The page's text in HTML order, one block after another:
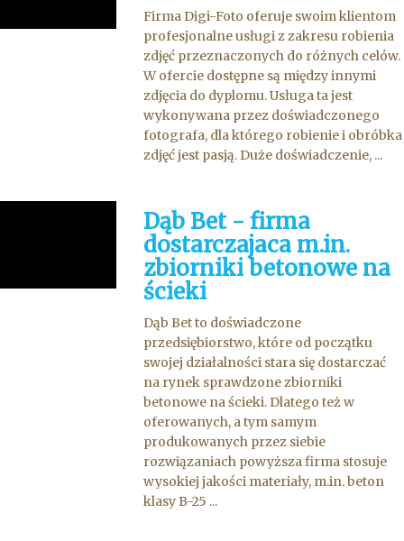
Firma Digi-Foto oferuje swoim klientom
profesjonalne usługi z zakresu robienia
zdjęć przeznaczonych do różnych celów.
W ofercie dostępne są między innymi
zdjęcia do dyplomu. Usługa ta jest
wykonywana przez doświadczonego
fotografa, dla którego robienie i obróbka
zdjęć jest pasją. Duże doświadczenie, ...
Dąb Bet - firma
dostarczajaca m.in.
zbiorniki betonowe na
ścieki
Dąb Bet to doświadczone
przedsiębiorstwo, które od początku
swojej działalności stara się dostarczać
na rynek sprawdzone zbiorniki
betonowe na ścieki. Dlatego też w
oferowanych, a tym samym
produkowanych przez siebie
rozwiązaniach powyższa firma stosuje
wysokiej jakości materiały, m.in. beton
klasy B-25 ...